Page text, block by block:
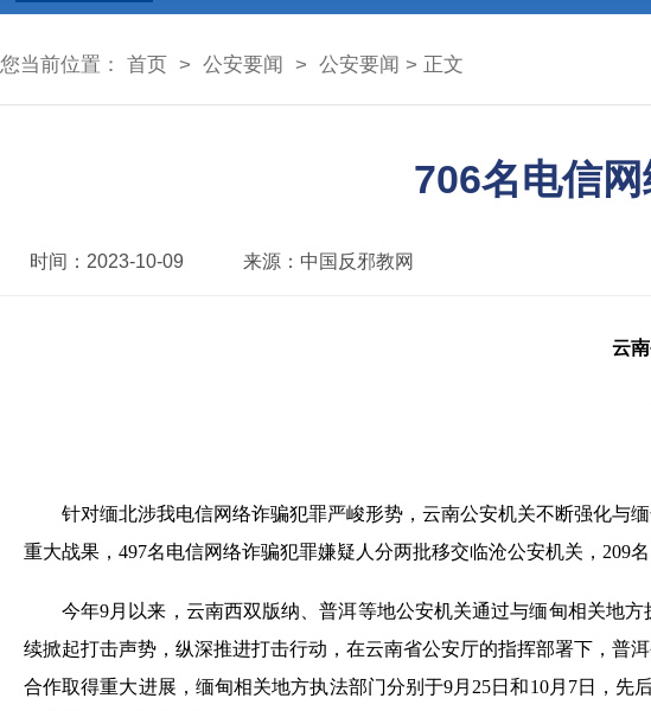
您当前位置： 首页 > 公安要闻 > 公安要闻 > 正文
706名电信
时间： 2023-10-09 来源： 中国反邪教网
云
针对缅北涉我电信网络诈骗犯罪严峻形势，云南公安机关不断强化与
重大战果，497名电信网络诈骗犯罪嫌疑人分两批移交临沧公安机关，209
今年9月以来，云南西双版纳、普洱等地公安机关通过与缅甸相关地
续掀起打击声势，纵深推进打击行动，在云南省公安厅的指挥部署下，普
合作取得重大进展，缅甸相关地方执法部门分别于9月25日和10月7日，